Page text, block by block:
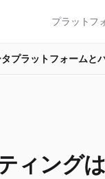
プラットフ
プラットフォームと
ィング